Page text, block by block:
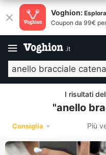
Voghion:
Coupon da 99€
.it
I risultati
"anello
Consiglia Più